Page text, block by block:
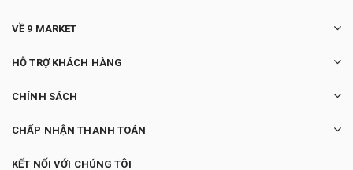
VỀ 9 MARKET
HỖ TRỢ KHÁCH HÀNG
CHÍNH SÁCH
CHẤP NHẬN THANH TOÁN
KẾT NỐI VỚI CHÚNG TÔI